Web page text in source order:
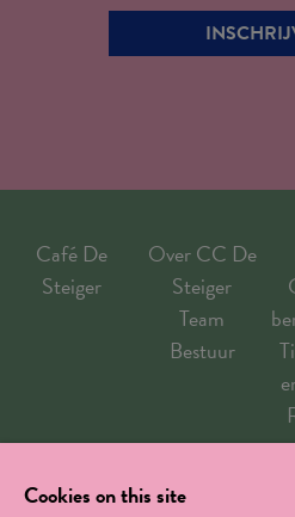
Café De
Steiger
Over CC De
Steiger
Team
Bestuur
Cookies on this site